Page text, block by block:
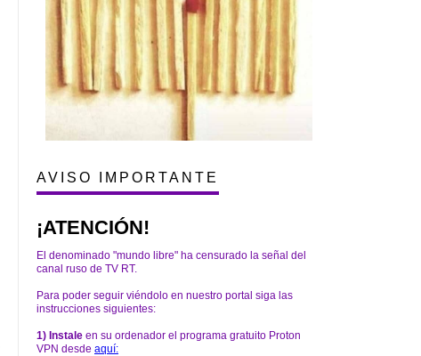
AVISO IMPORTANTE
¡ATENCIÓN!
El denominado "mundo libre" ha censurado la señal del
canal ruso de TV RT.
Para poder seguir viéndolo en nuestro portal siga las
instrucciones siguientes:
1) Instale en su ordenador el programa gratuito Proton
VPN desde aquí: